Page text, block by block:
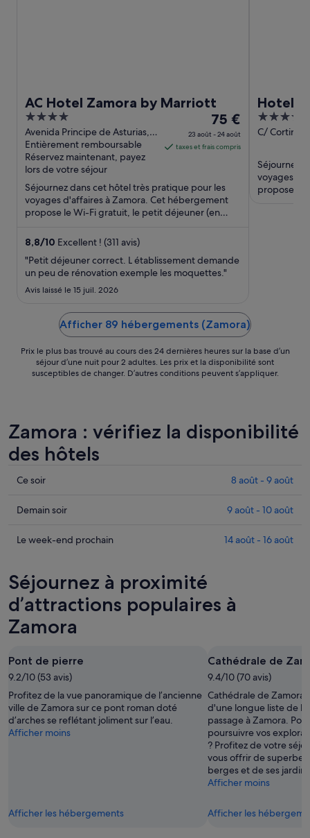
AC Hotel Zamora by Marriott
4
out
of
5
Avenida Principe de Asturias,
43 Zamora Zamora
Entièrement remboursable
Réservez maintenant, payez
lors de votre séjour
Le
prix
est
nuit
du 23
août
75 €
23 août - 24 août
taxes et frais compris
Séjournez dans cet hôtel très pratique pour les
voyages d'affaires à Zamora. Cet hébergement
propose le Wi-Fi gratuit, le petit déjeuner (en
8,8/10 Excellent ! (311 avis)
"Petit déjeuner correct. L établissement demande
un peu de rénovation exemple les moquettes."
Avis laissé le 15 juil. 2026
Hotel
4
out
5
C/ Cortinas
Séjournez
voyages
propose le
Afficher 89 hébergements (Zamora)
Prix le plus bas trouvé au cours des 24 dernières heures sur la base d’un
séjour d’une nuit pour 2 adultes. Les prix et la disponibilité sont
susceptibles de changer. D’autres conditions peuvent s’appliquer.
Zamora : vérifiez la disponibilité
des hôtels
Consulter
prix
Zamora
nuit,
8
août
-
août
Ce soir 8 août - 9 août
Consulter
prix
pour
demain
soir,
9
-
10
août
Demain soir 9 août - 10 août
Consulter
à
Zamora
pour
le
end
prochain,
14
août
-
16
Le week-end prochain 14 août - 16 août
Séjournez à proximité
d’attractions populaires à
Zamora
Pont de pierre
9.2/10 (53 avis)
Profitez de la vue panoramique de l’ancienne
ville de Zamora sur ce pont roman doté
d’arches se reflétant joliment sur l’eau.
Afficher moins
Afficher les hébergements
Cathédrale de
9.4/10 (70 avis)
Cathédrale de Zamora
d'une longue liste de
passage à Zamora.
poursuivre vos
? Profitez de votre
vous offrir de
berges et de ses
Afficher moins
Afficher les